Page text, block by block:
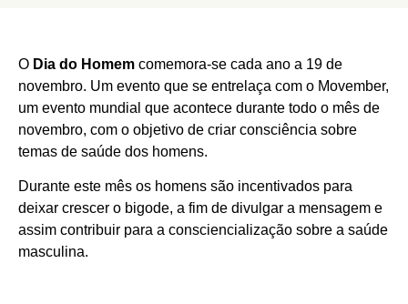
O Dia do Homem comemora-se cada ano a 19 de
novembro. Um evento que se entrelaça com o Movember,
um evento mundial que acontece durante todo o mês de
novembro, com o objetivo de criar consciência sobre
temas de saúde dos homens.
Durante este mês os homens são incentivados para
deixar crescer o bigode, a fim de divulgar a mensagem e
assim contribuir para a consciencialização sobre a saúde
masculina.